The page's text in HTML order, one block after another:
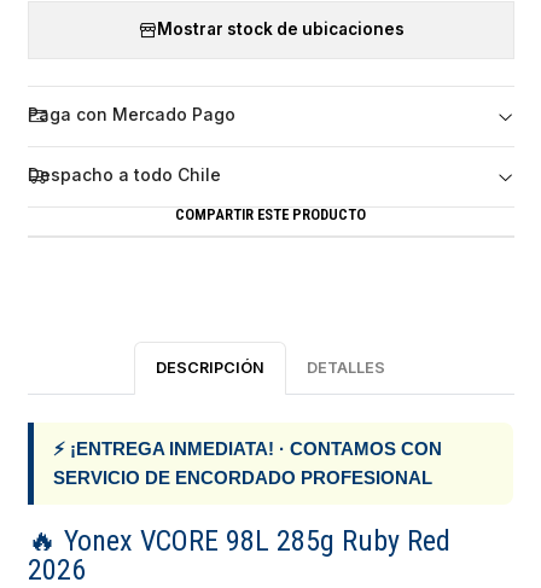
Mostrar stock de ubicaciones
Paga con Mercado Pago
Despacho a todo Chile
COMPARTIR ESTE PRODUCTO
DESCRIPCIÓN DETALLES
⚡ ¡ENTREGA INMEDIATA! · CONTAMOS CON
SERVICIO DE ENCORDADO PROFESIONAL
🔥 Yonex VCORE 98L 285g Ruby Red
2026